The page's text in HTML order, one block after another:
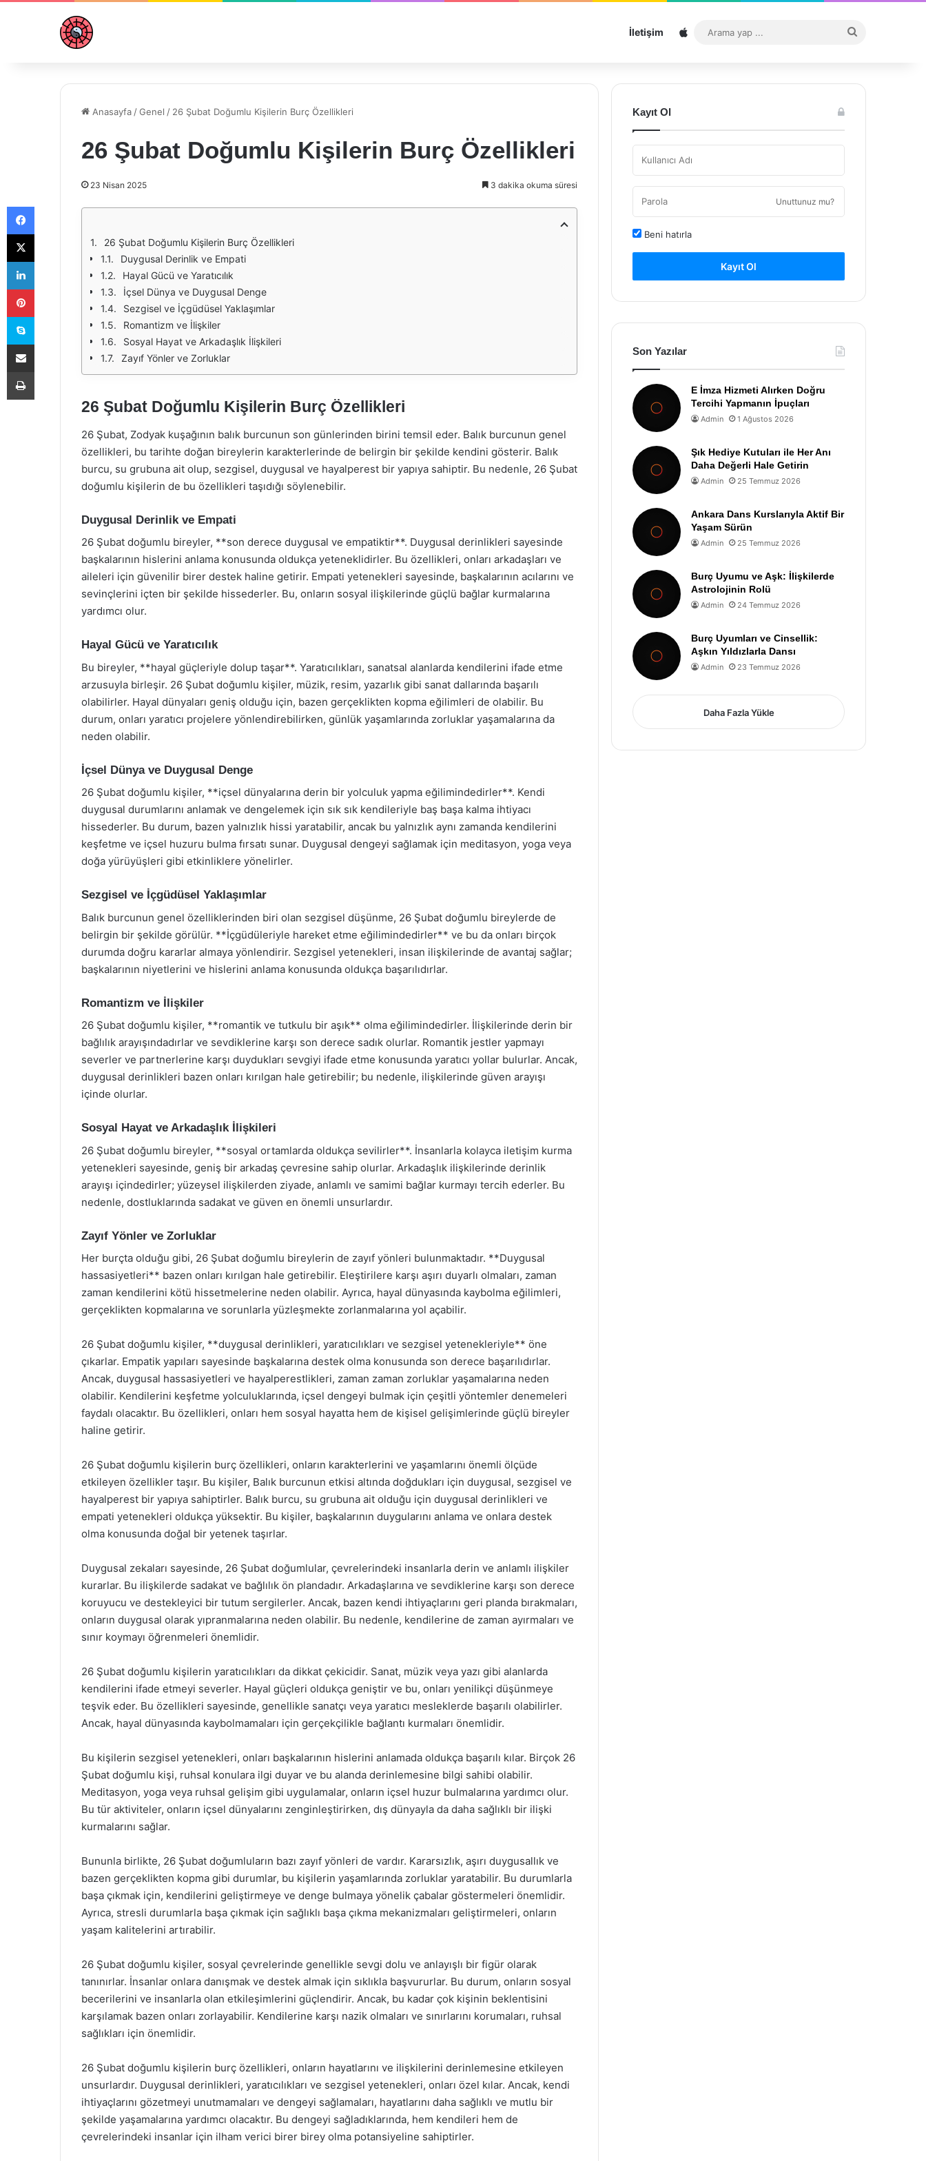
İletişim Sitemap
...
Anasayfa /Genel / 26 Şubat Doğumlu Kişilerin Burç Özellikleri
26 Şubat Doğumlu Kişilerin Burç Özellikleri
23 Nisan 2025 3 dakika okuma süresi
26 Şubat Doğumlu Kişilerin Burç Özellikleri
Duygusal Derinlik ve Empati
Hayal Gücü ve Yaratıcılık
İçsel Dünya ve Duygusal Denge
Sezgisel ve İçgüdüsel Yaklaşımlar
Romantizm ve İlişkiler
Sosyal Hayat ve Arkadaşlık İlişkileri
Zayıf Yönler ve Zorluklar
26 Şubat Doğumlu Kişilerin Burç Özellikleri
26 Şubat, Zodyak kuşağının balık burcunun son günlerinden birini temsil eder. Balık burcunun genel
özellikleri, bu tarihte doğan bireylerin karakterlerinde de belirgin bir şekilde kendini gösterir. Balık
burcu, su grubuna ait olup, sezgisel, duygusal ve hayalperest bir yapıya sahiptir. Bu nedenle, 26 Şubat
doğumlu kişilerin de bu özellikleri taşıdığı söylenebilir.
Duygusal Derinlik ve Empati
26 Şubat doğumlu bireyler, **son derece duygusal ve empatiktir**. Duygusal derinlikleri sayesinde
başkalarının hislerini anlama konusunda oldukça yeteneklidirler. Bu özellikleri, onları arkadaşları ve
aileleri için güvenilir birer destek haline getirir. Empati yetenekleri sayesinde, başkalarının acılarını ve
sevinçlerini içten bir şekilde hissederler. Bu, onların sosyal ilişkilerinde güçlü bağlar kurmalarına
yardımcı olur.
Hayal Gücü ve Yaratıcılık
Bu bireyler, **hayal güçleriyle dolup taşar**. Yaratıcılıkları, sanatsal alanlarda kendilerini ifade etme
arzusuyla birleşir. 26 Şubat doğumlu kişiler, müzik, resim, yazarlık gibi sanat dallarında başarılı
olabilirler. Hayal dünyaları geniş olduğu için, bazen gerçeklikten kopma eğilimleri de olabilir. Bu
durum, onları yaratıcı projelere yönlendirebilirken, günlük yaşamlarında zorluklar yaşamalarına da
neden olabilir.
İçsel Dünya ve Duygusal Denge
26 Şubat doğumlu kişiler, **içsel dünyalarına derin bir yolculuk yapma eğilimindedirler**. Kendi
duygusal durumlarını anlamak ve dengelemek için sık sık kendileriyle baş başa kalma ihtiyacı
hissederler. Bu durum, bazen yalnızlık hissi yaratabilir, ancak bu yalnızlık aynı zamanda kendilerini
keşfetme ve içsel huzuru bulma fırsatı sunar. Duygusal dengeyi sağlamak için meditasyon, yoga veya
doğa yürüyüşleri gibi etkinliklere yönelirler.
Sezgisel ve İçgüdüsel Yaklaşımlar
Balık burcunun genel özelliklerinden biri olan sezgisel düşünme, 26 Şubat doğumlu bireylerde de
belirgin bir şekilde görülür. **İçgüdüleriyle hareket etme eğilimindedirler** ve bu da onları birçok
durumda doğru kararlar almaya yönlendirir. Sezgisel yetenekleri, insan ilişkilerinde de avantaj sağlar;
başkalarının niyetlerini ve hislerini anlama konusunda oldukça başarılıdırlar.
Romantizm ve İlişkiler
26 Şubat doğumlu kişiler, **romantik ve tutkulu bir aşık** olma eğilimindedirler. İlişkilerinde derin bir
bağlılık arayışındadırlar ve sevdiklerine karşı son derece sadık olurlar. Romantik jestler yapmayı
severler ve partnerlerine karşı duydukları sevgiyi ifade etme konusunda yaratıcı yollar bulurlar. Ancak,
duygusal derinlikleri bazen onları kırılgan hale getirebilir; bu nedenle, ilişkilerinde güven arayışı
içinde olurlar.
Sosyal Hayat ve Arkadaşlık İlişkileri
26 Şubat doğumlu bireyler, **sosyal ortamlarda oldukça sevilirler**. İnsanlarla kolayca iletişim kurma
yetenekleri sayesinde, geniş bir arkadaş çevresine sahip olurlar. Arkadaşlık ilişkilerinde derinlik
arayışı içindedirler; yüzeysel ilişkilerden ziyade, anlamlı ve samimi bağlar kurmayı tercih ederler. Bu
nedenle, dostluklarında sadakat ve güven en önemli unsurlardır.
Zayıf Yönler ve Zorluklar
Her burçta olduğu gibi, 26 Şubat doğumlu bireylerin de zayıf yönleri bulunmaktadır. **Duygusal
hassasiyetleri** bazen onları kırılgan hale getirebilir. Eleştirilere karşı aşırı duyarlı olmaları, zaman
zaman kendilerini kötü hissetmelerine neden olabilir. Ayrıca, hayal dünyasında kaybolma eğilimleri,
gerçeklikten kopmalarına ve sorunlarla yüzleşmekte zorlanmalarına yol açabilir.
26 Şubat doğumlu kişiler, **duygusal derinlikleri, yaratıcılıkları ve sezgisel yetenekleriyle** öne
çıkarlar. Empatik yapıları sayesinde başkalarına destek olma konusunda son derece başarılıdırlar.
Ancak, duygusal hassasiyetleri ve hayalperestlikleri, zaman zaman zorluklar yaşamalarına neden
olabilir. Kendilerini keşfetme yolculuklarında, içsel dengeyi bulmak için çeşitli yöntemler denemeleri
faydalı olacaktır. Bu özellikleri, onları hem sosyal hayatta hem de kişisel gelişimlerinde güçlü bireyler
haline getirir.
26 Şubat doğumlu kişilerin burç özellikleri, onların karakterlerini ve yaşamlarını önemli ölçüde
etkileyen özellikler taşır. Bu kişiler, Balık burcunun etkisi altında doğdukları için duygusal, sezgisel ve
hayalperest bir yapıya sahiptirler. Balık burcu, su grubuna ait olduğu için duygusal derinlikleri ve
empati yetenekleri oldukça yüksektir. Bu kişiler, başkalarının duygularını anlama ve onlara destek
olma konusunda doğal bir yetenek taşırlar.
Duygusal zekaları sayesinde, 26 Şubat doğumlular, çevrelerindeki insanlarla derin ve anlamlı ilişkiler
kurarlar. Bu ilişkilerde sadakat ve bağlılık ön plandadır. Arkadaşlarına ve sevdiklerine karşı son derece
koruyucu ve destekleyici bir tutum sergilerler. Ancak, bazen kendi ihtiyaçlarını geri planda bırakmaları,
onların duygusal olarak yıpranmalarına neden olabilir. Bu nedenle, kendilerine de zaman ayırmaları ve
sınır koymayı öğrenmeleri önemlidir.
26 Şubat doğumlu kişilerin yaratıcılıkları da dikkat çekicidir. Sanat, müzik veya yazı gibi alanlarda
kendilerini ifade etmeyi severler. Hayal güçleri oldukça geniştir ve bu, onları yenilikçi düşünmeye
teşvik eder. Bu özellikleri sayesinde, genellikle sanatçı veya yaratıcı mesleklerde başarılı olabilirler.
Ancak, hayal dünyasında kaybolmamaları için gerçekçilikle bağlantı kurmaları önemlidir.
Bu kişilerin sezgisel yetenekleri, onları başkalarının hislerini anlamada oldukça başarılı kılar. Birçok 26
Şubat doğumlu kişi, ruhsal konulara ilgi duyar ve bu alanda derinlemesine bilgi sahibi olabilir.
Meditasyon, yoga veya ruhsal gelişim gibi uygulamalar, onların içsel huzur bulmalarına yardımcı olur.
Bu tür aktiviteler, onların içsel dünyalarını zenginleştirirken, dış dünyayla da daha sağlıklı bir ilişki
kurmalarını sağlar.
Bununla birlikte, 26 Şubat doğumluların bazı zayıf yönleri de vardır. Kararsızlık, aşırı duygusallık ve
bazen gerçeklikten kopma gibi durumlar, bu kişilerin yaşamlarında zorluklar yaratabilir. Bu durumlarla
başa çıkmak için, kendilerini geliştirmeye ve denge bulmaya yönelik çabalar göstermeleri önemlidir.
Ayrıca, stresli durumlarla başa çıkmak için sağlıklı başa çıkma mekanizmaları geliştirmeleri, onların
yaşam kalitelerini artırabilir.
26 Şubat doğumlu kişiler, sosyal çevrelerinde genellikle sevgi dolu ve anlayışlı bir figür olarak
tanınırlar. İnsanlar onlara danışmak ve destek almak için sıklıkla başvururlar. Bu durum, onların sosyal
becerilerini ve insanlarla olan etkileşimlerini güçlendirir. Ancak, bu kadar çok kişinin beklentisini
karşılamak bazen onları zorlayabilir. Kendilerine karşı nazik olmaları ve sınırlarını korumaları, ruhsal
sağlıkları için önemlidir.
26 Şubat doğumlu kişilerin burç özellikleri, onların hayatlarını ve ilişkilerini derinlemesine etkileyen
unsurlardır. Duygusal derinlikleri, yaratıcılıkları ve sezgisel yetenekleri, onları özel kılar. Ancak, kendi
ihtiyaçlarını gözetmeyi unutmamaları ve dengeyi sağlamaları, hayatlarını daha sağlıklı ve mutlu bir
şekilde yaşamalarına yardımcı olacaktır. Bu dengeyi sağladıklarında, hem kendileri hem de
çevrelerindeki insanlar için ilham verici birer birey olma potansiyeline sahiptirler.
Kayıt Ol
Unuttunuz mu?
Beni hatırla
Kayıt Ol
Son Yazılar
E İmza Hizmeti Alırken Doğru
Tercihi Yapmanın İpuçları
Admin 1 Ağustos 2026
Şık Hediye Kutuları ile Her Anı
Daha Değerli Hale Getirin
Admin 25 Temmuz 2026
Ankara Dans Kurslarıyla Aktif Bir
Yaşam Sürün
Admin 25 Temmuz 2026
Burç Uyumu ve Aşk: İlişkilerde
Astrolojinin Rolü
Admin 24 Temmuz 2026
Burç Uyumları ve Cinsellik:
Aşkın Yıldızlarla Dansı
Admin 23 Temmuz 2026
Daha Fazla Yükle
Facebook
X
LinkedIn
Pinterest
Skype
E-Posta ile paylaş